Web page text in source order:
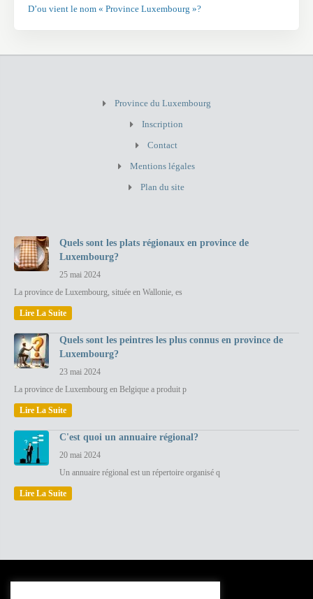
D’ou vient le nom « Province Luxembourg »?
Province du Luxembourg
Inscription
Contact
Mentions légales
Plan du site
Quels sont les plats régionaux en province de
Luxembourg?
25 mai 2024
La province de Luxembourg, située en Wallonie, es
Lire La Suite
Quels sont les peintres les plus connus en province de
Luxembourg?
23 mai 2024
La province de Luxembourg en Belgique a produit p
Lire La Suite
C'est quoi un annuaire régional?
20 mai 2024
Un annuaire régional est un répertoire organisé q
Lire La Suite